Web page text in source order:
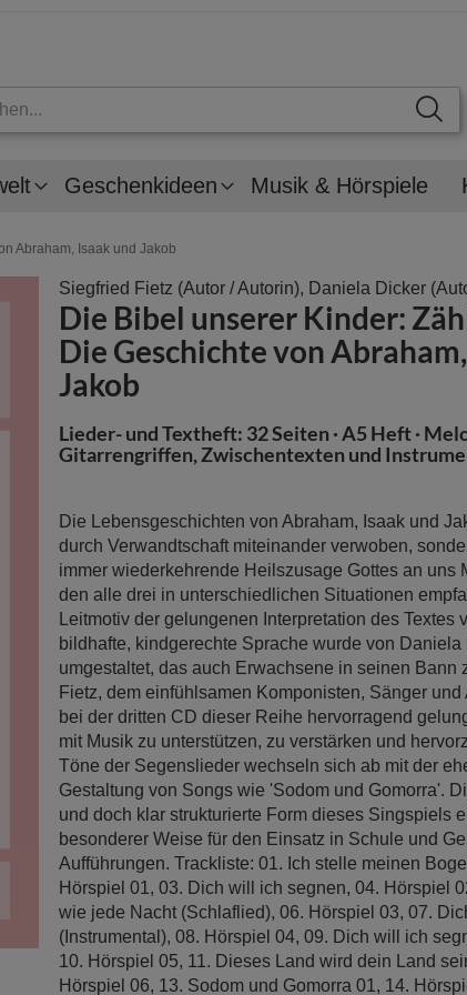
Geschenkideen Musik & Hörspiele
Abraham, Isaak und Jakob
Siegfried Fietz (Autor / Autorin), Daniela Dicker
Die Bibel unserer Kinder:
Die Geschichte von
Jakob
Lieder- und Textheft: 32 Seiten · A5 Heft ·
Gitarrengriffen, Zwischentexten und
Die Lebensgeschichten von Abraham, Isaak und
durch Verwandtschaft miteinander verwoben,
immer wiederkehrende Heilszusage Gottes an uns
den alle drei in unterschiedlichen Situationen
Leitmotiv der gelungenen Interpretation des Textes
bildhafte, kindgerechte Sprache wurde von Daniela
umgestaltet, das auch Erwachsene in seinen Bann
Fietz, dem einfühlsamen Komponisten, Sänger und
bei der dritten CD dieser Reihe hervorragend
mit Musik zu unterstützen, zu verstärken und
Töne der Segenslieder wechseln sich ab mit der
Gestaltung von Songs wie 'Sodom und Gomorra'.
und doch klar strukturierte Form dieses Singspiels
besonderer Weise für den Einsatz in Schule und
Aufführungen. Trackliste: 01. Ich stelle meinen
Hörspiel 01, 03. Dich will ich segnen, 04. Hörspiel
wie jede Nacht (Schlaflied), 06. Hörspiel 03, 07.
(Instrumental), 08. Hörspiel 04, 09. Dich will ich
10. Hörspiel 05, 11. Dieses Land wird dein Land
Hörspiel 06, 13. Sodom und Gomorra 01, 14.